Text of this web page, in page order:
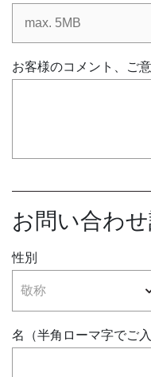
お客様のコメント、ご
お問い合わ
性別
名（半角ローマ字でご